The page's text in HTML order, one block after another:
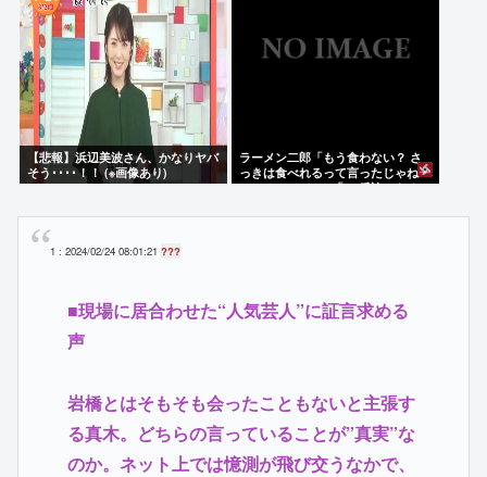
【悲報】浜辺美波さん、かなりヤバ
そう････！！ (※画像あり)
ラーメン二郎「もう食わない？ さ
っきは食べれるって言ったじゃねー
か！」（ヽ´ん`）「」 反論できる？
1 : 2024/02/24 08:01:21 ???
■現場に居合わせた“人気芸人”に証言求める
声
岩橋とはそもそも会ったこともないと主張す
る真木。どちらの言っていることが”真実”な
のか。ネット上では憶測が飛び交うなかで、